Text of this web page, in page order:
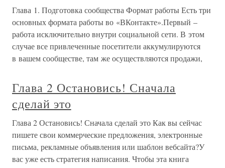
Глава 1. Подготовка сообщества Формат работы Есть три
основных формата работы во «ВКонтакте».Первый –
работа исключительно внутри социальной сети. В этом
случае все привлеченные посетители аккумулируются
в вашем сообществе, там же осуществляются продажи,
Глава 2 Остановись! Сначала
сделай это
Глава 2 Остановись! Сначала сделай это Как вы сейчас
пишете свои коммерческие предложения, электронные
письма, рекламные объявления или шаблон вебсайта?У
вас уже есть стратегия написания. Чтобы эта книга